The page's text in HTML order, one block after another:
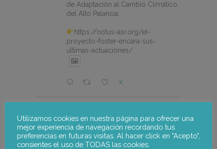
de Adaptación al Cambio Climático
del Alto Palancia.
https://notus-asr.org/el-
proyecto-foster-encara-sus-
ultimas-actuaciones/
X
The FOSTER project is entering
its final phase with a participatory
workshop to validate the Alto
Utilizamos cookies en nuestra página para ofrecer una
mejor experiencia de navegación recordando tus
preferencias en futuras visitas. Al hacer click en "Acepto",
consientes el uso de TODAS las cookies.